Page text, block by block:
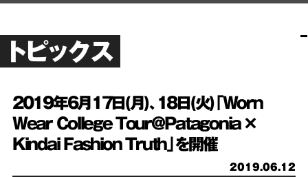
トピックス
2019年6月17日(月)、18日(火)「Worn
Wear College Tour＠Patagonia ×
Kindai Fashion Truth」を開催
2019.06.12